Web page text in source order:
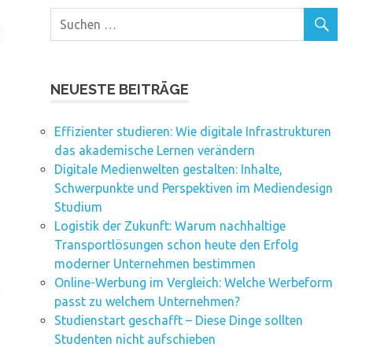
NEUESTE BEITRÄGE
Effizienter studieren: Wie digitale Infrastrukturen
das akademische Lernen verändern
Digitale Medienwelten gestalten: Inhalte,
Schwerpunkte und Perspektiven im Mediendesign
Studium
Logistik der Zukunft: Warum nachhaltige
Transportlösungen schon heute den Erfolg
moderner Unternehmen bestimmen
Online-Werbung im Vergleich: Welche Werbeform
passt zu welchem Unternehmen?
Studienstart geschafft – Diese Dinge sollten
Studenten nicht aufschieben